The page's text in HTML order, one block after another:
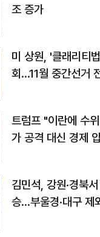
조 증가
미 상원, '클래리티
회…11월 중간선거
트럼프 "이란에 수
가 공격 대신 경제
김민석, 강원·경북
승…부울경·대구 제